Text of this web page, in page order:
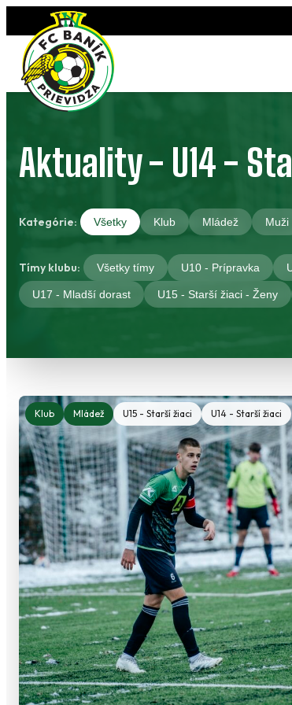
Preskočiť
na
obsah
Aktuality - U14 -
Kategórie: Všetky Klub Mládež Muži
Tímy klubu: Všetky tímy U10 - Prípravka
U17 - Mladší dorast U15 - Starší žiaci - Ženy
Klub Mládež U15 - Starší žiaci U14 - Starší žiaci